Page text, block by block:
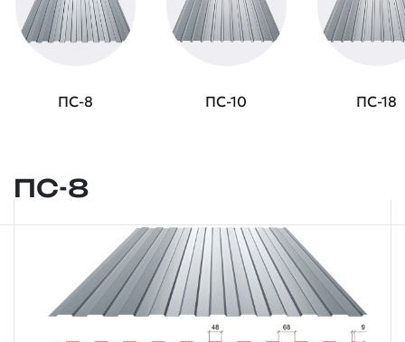
ПС-8 ПС-10 ПС-18
ПС-8